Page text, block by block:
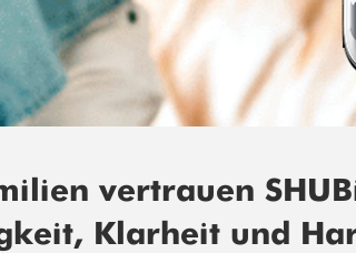
vertrauen
Klarheit und